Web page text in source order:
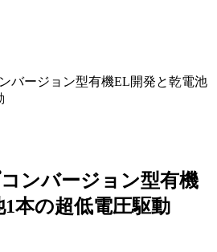
バージョン型有機EL開発と乾電池
ンバージョン型有機
本の超低電圧駆動